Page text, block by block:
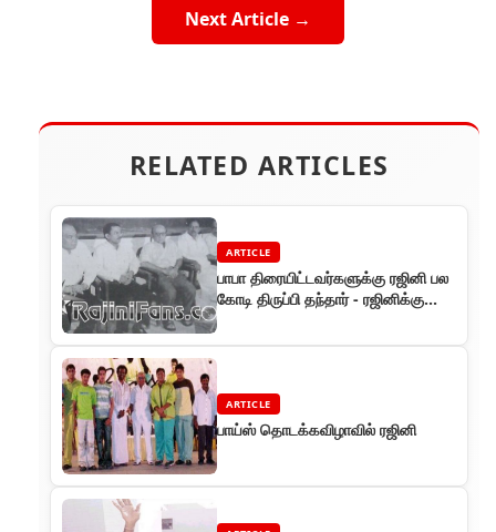
Next Article →
RELATED ARTICLES
ARTICLE
பாபா திரையிட்டவர்களுக்கு ரஜினி பல
கோடி திருப்பி தந்தார் - ரஜினிக்கு
ARTICLE
பாய்ஸ் தொடக்கவிழாவில் ரஜினி